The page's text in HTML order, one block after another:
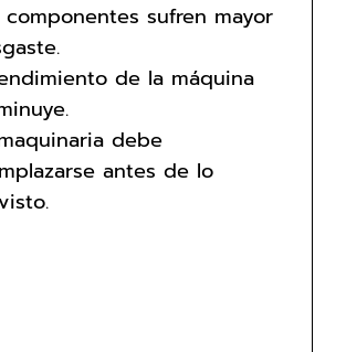
componentes sufren mayor
de la máquina
debe
antes de lo